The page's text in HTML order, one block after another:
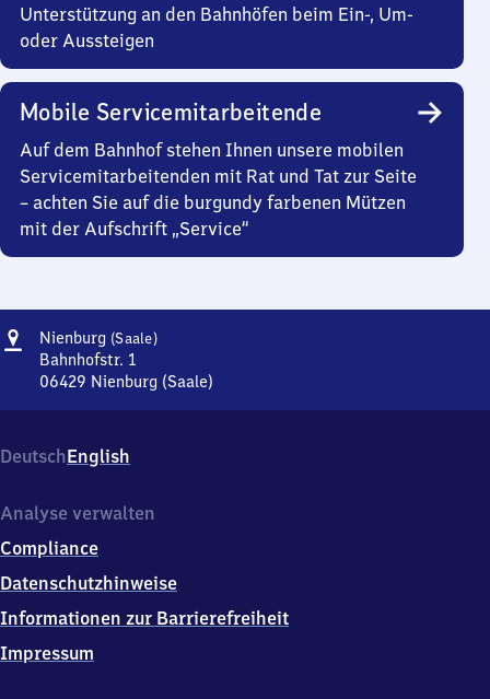
Unterstützung an den Bahnhöfen beim Ein-, Um-
oder Aussteigen
Mobile Servicemitarbeitende
Auf dem Bahnhof stehen Ihnen unsere mobilen
Servicemitarbeitenden mit Rat und Tat zur Seite
– achten Sie auf die burgundy farbenen Mützen
mit der Aufschrift „Service“
Adresse
Nienburg (Saale)Nienburg
Bahnhofstr. 1
06429 Nienburg (Saale)
Bahnhofstr.
1,
6
2
9
(Saale)
DeutschEnglish
Analyse verwalten
Compliance
Datenschutzhinweise
Informationen zur Barrierefreiheit
Impressum